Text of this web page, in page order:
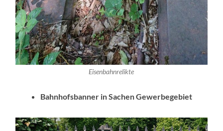
Eisenbahnrelikte
Bahnhofsbanner in Sachen Gewerbegebiet